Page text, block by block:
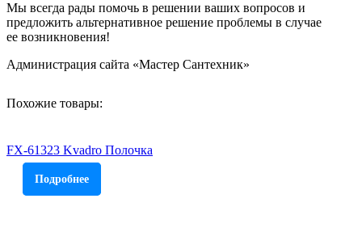
Мы всегда рады помочь в решении ваших вопросов и
предложить альтернативное решение проблемы в случае
ее возникновения!
Администрация сайта «Мастер Сантехник»
Похожие товары:
FX-61323 Kvadro Полочка
Подробнее